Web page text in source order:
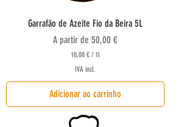
Garrafão de Azeite Fio da Beira 5L
A partir de 50,00 €
Preço promocional
10,00 € / 1l
0
,
0
IVA incl.
Adicionar ao carrinho